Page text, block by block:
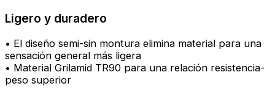
Ligero y duradero
• El diseño semi-sin montura elimina material para una
sensación general más ligera
• Material Grilamid TR90 para una relación resistencia-
peso superior